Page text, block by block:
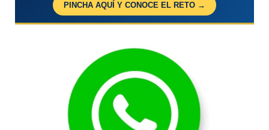
PINCHA AQUÍ Y CONOCE EL RETO →